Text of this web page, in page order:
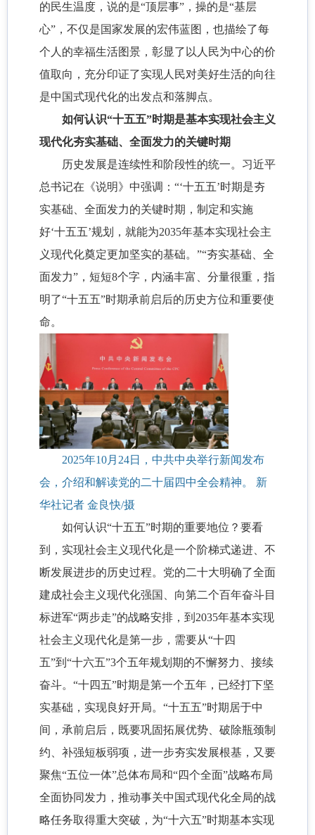
的民生温度，说的是“顶层事”，操的是“基层
心”，不仅是国家发展的宏伟蓝图，也描绘了每
个人的幸福生活图景，彰显了以人民为中心的价
值取向，充分印证了实现人民对美好生活的向往
是中国式现代化的出发点和落脚点。
如何认识“十五五”时期是基本实现社会主义
现代化夯实基础、全面发力的关键时期
历史发展是连续性和阶段性的统一。习近平
总书记在《说明》中强调：“‘十五五’时期是夯
实基础、全面发力的关键时期，制定和实施
好‘十五五’规划，就能为2035年基本实现社会主
义现代化奠定更加坚实的基础。”“夯实基础、全
面发力”，短短8个字，内涵丰富、分量很重，指
明了“十五五”时期承前启后的历史方位和重要使
命。
2025年10月24日，中共中央举行新闻发布
会，介绍和解读党的二十届四中全会精神。 新
华社记者 金良快/摄
如何认识“十五五”时期的重要地位？要看
到，实现社会主义现代化是一个阶梯式递进、不
断发展进步的历史过程。党的二十大明确了全面
建成社会主义现代化强国、向第二个百年奋斗目
标进军“两步走”的战略安排，到2035年基本实现
社会主义现代化是第一步，需要从“十四
五”到“十六五”3个五年规划期的不懈努力、接续
奋斗。“十四五”时期是第一个五年，已经打下坚
实基础，实现良好开局。“十五五”时期居于中
间，承前启后，既要巩固拓展优势、破除瓶颈制
约、补强短板弱项，进一步夯实发展根基，又要
聚焦“五位一体”总体布局和“四个全面”战略布局
全面协同发力，推动事关中国式现代化全局的战
略任务取得重大突破，为“十六五”时期基本实现